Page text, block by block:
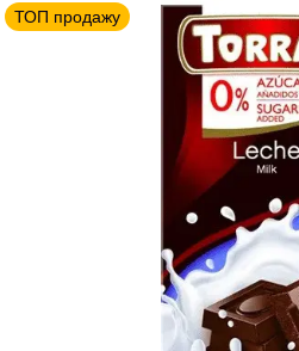
ТОП продажу